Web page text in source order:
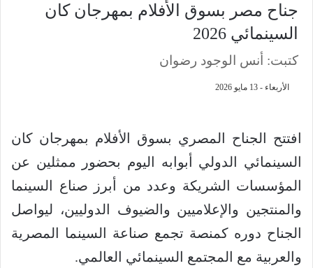
جناح مصر بسوق الأفلام بمهرجان كان
السينمائي 2026
كتبت: أنس الوجود رضوان
الأربعاء - 13 مايو 2026
افتتح الجناح المصري بسوق الأفلام بمهرجان كان
السينمائي الدولي أبوابه اليوم بحضور ممثلين عن
المؤسسات الشريكة وعدد من أبرز صناع السينما
والمنتجين والإعلاميين والضيوف الدوليين، ليواصل
الجناح دوره كمنصة تجمع صناعة السينما المصرية
والعربية مع المجتمع السينمائي العالمي.